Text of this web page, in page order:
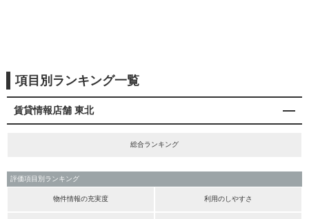
項目別ランキング一覧
賃貸情報店舗 東北
総合ランキング
評価項目別ランキング
物件情報の充実度 利用のしやすさ